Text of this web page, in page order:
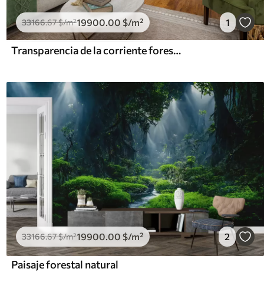
33166.67$/m²19900.00$/m² 1
Transparencia de la corriente forestal
33166.67$/m²19900 .00 $/m² 2
Paisaje forestal natural